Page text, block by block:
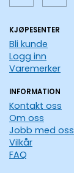
KJØPESENTER
Bli kunde
Logg inn
Varemerker
INFORMATION
Kontakt oss
Om oss
Jobb med oss
Vilkår
FAQ